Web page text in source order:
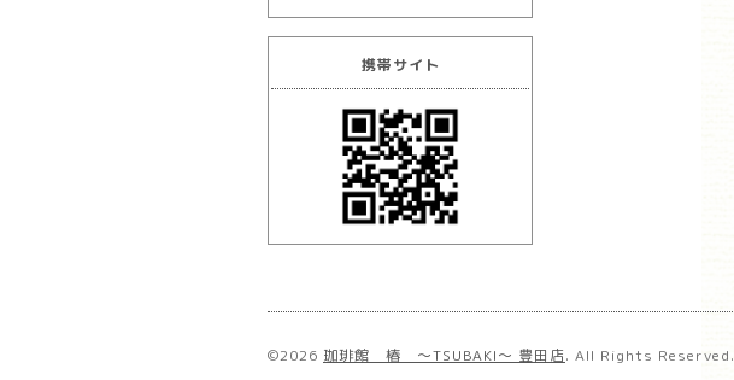
携帯サイト
©2026 珈琲館 椿 ～TSUBAKI～ 豊田店. All Rights Reserved.